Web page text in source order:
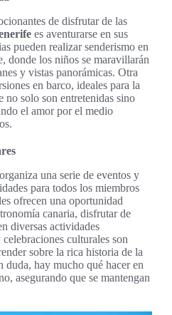
de disfrutar de las
es aventurarse en sus
pueden realizar senderismo en
donde los niños se maravillarán
y vistas panorámicas. Otra
en barco, ideales para la
no solo son entretenidas sino
el amor por el medio
una serie de eventos y
para todos los miembros
ofrecen una oportunidad
canaria, disfrutar de
diversas actividades
culturales son
sobre la rica historia de la
duda, hay mucho qué hacer en
asegurando que se mantengan